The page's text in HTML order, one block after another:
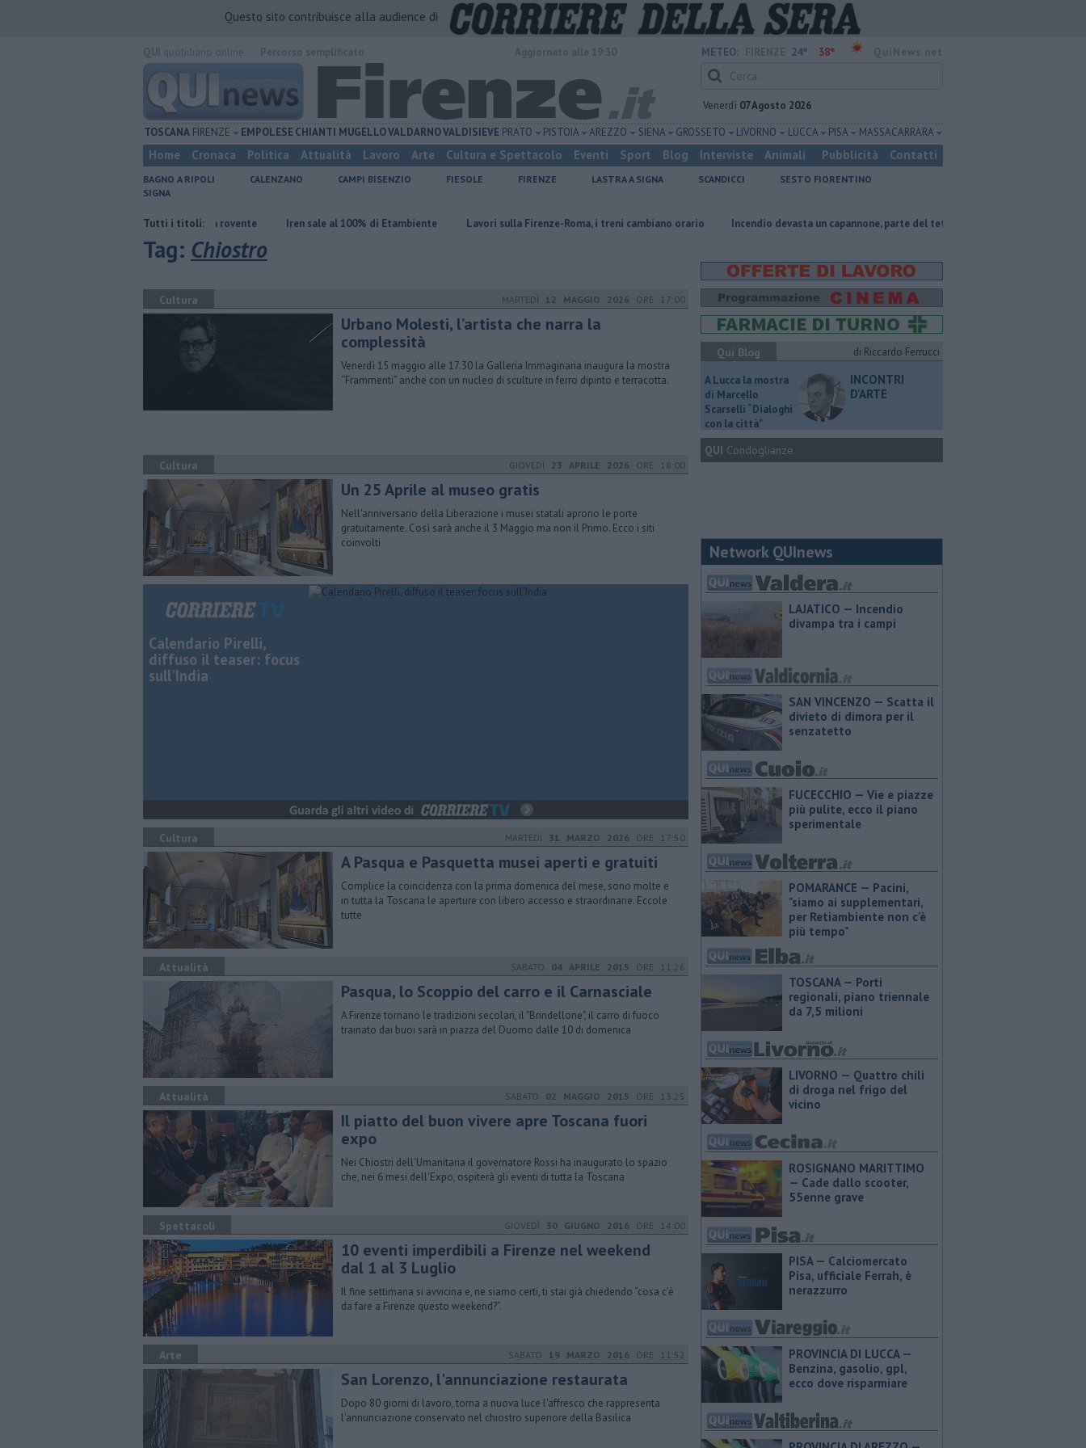
Questo sito contribuisce alla audience di
METEO: 24° 38°
Venerdì 07 Agosto 2026
TOSCANA FIRENZE EMPOLESECHIANTI MUGELLOVALDARNOVALDISIEVE PRATO PISTOIA AREZZO SIENA GROSSETO LIVORNO LUCCA PISA MASSA CARRARA
Home Cronaca Politica Attualità Lavoro Arte Cultura e Spettacolo Eventi Sport Blog Interviste Animali Pubblicità Contatti
BAGNO A RIPOLI CALENZANO CAMPI BISENZIO FIESOLE FIRENZE LASTRA A SIGNA SCANDICCI
SESTO FIORENTINO
SIGNA
Tutti i titoli:
dà tregua, fine settimana rovente Iren sale al 100% di Etambiente Lavori sulla Firenze-Roma, i treni cambiano orario Incendio devasta un capannone, parte del tetto collassa
Tag: Chiostro
Cultura MARTEDÌ 12 MAGGIO 2026 ORE 17:00
Urbano Molesti, l’artista che narra la
complessità
Venerdì 15 maggio alle 17.30 la Galleria Immaginaria inaugura la mostra
“Frammenti” anche con un nucleo di sculture in ferro dipinto e terracotta.
Cultura GIOVEDÌ 23 APRILE 2026 ORE 18:00
Un 25 Aprile al museo gratis
Nell'anniversario della Liberazione i musei statali aprono le porte
gratuitamente. Così sarà anche il 3 Maggio ma non il Primo. Ecco i siti
coinvolti
Calendario Pirelli,
diffuso il teaser: focus
sull'India
Cultura MARTEDÌ 31 MARZO 2026 ORE 17:50
A Pasqua e Pasquetta musei aperti e gratuiti
Complice la coincidenza con la prima domenica del mese, sono molte e
in tutta la Toscana le aperture con libero accesso e straordinarie. Eccole
tutte
Attualità SABATO 04 APRILE 2015 ORE 11:26
Pasqua, lo Scoppio del carro e il Carnasciale
A Firenze tornano le tradizioni secolari, il "Brindellone", il carro di fuoco
trainato dai buoi sarà in piazza del Duomo dalle 10 di domenica
Attualità SABATO 02 MAGGIO 2015 ORE 13:25
Il piatto del buon vivere apre Toscana fuori
expo
Nei Chiostri dell'Umanitaria il governatore Rossi ha inaugurato lo spazio
che, nei 6 mesi dell'Expo, ospiterà gli eventi di tutta la Toscana
Spettacoli GIOVEDÌ 30 GIUGNO 2016 ORE 14:00
10 eventi imperdibili a Firenze nel weekend
dal 1 al 3 Luglio
Il fine settimana si avvicina e, ne siamo certi, ti stai già chiedendo “cosa c’è
da fare a Firenze questo weekend?”.
Arte SABATO 19 MARZO 2016 ORE 11:52
San Lorenzo, l'annunciazione restaurata
Dopo 80 giorni di lavoro, torna a nuova luce l'affresco che rappresenta
l'annunciazione conservato nel chiostro superiore della Basilica
Qui Blog di Riccardo Ferrucci
A Lucca la mostra
di Marcello
Scarselli “Dialoghi
con la città"
INCONTRI
D'ARTE
QUI Condoglianze
Network QUInews
LAJATICO — Incendio
divampa tra i campi
SAN VINCENZO — Scatta il
divieto di dimora per il
senzatetto
FUCECCHIO — Vie e piazze
più pulite, ecco il piano
sperimentale
POMARANCE — Pacini,
"siamo ai supplementari,
per Retiambiente non c'è
più tempo"
TOSCANA — Porti
regionali, piano triennale
da 7,5 milioni
LIVORNO — Quattro chili
di droga nel frigo del
vicino
ROSIGNANO MARITTIMO
— Cade dallo scooter,
55enne grave
PISA — Calciomercato
Pisa, ufficiale Ferrah, è
nerazzurro
PROVINCIA DI LUCCA — ​
Benzina, gasolio, gpl,
ecco dove risparmiare